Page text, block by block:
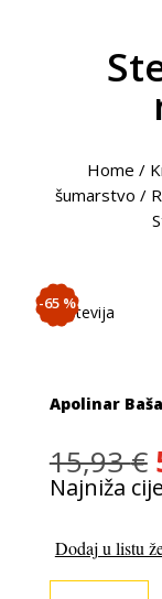
Home /
šumarstvo /
-65 %
Apolinar Baša
15,93€
Najniža
Dodaj u listu